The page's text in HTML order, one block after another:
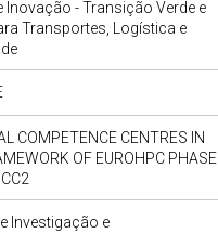
Inovação - Transição Verde e
Transportes, Logística e
COMPETENCE CENTRES IN
OF EUROHPC PHASE
Investigação e